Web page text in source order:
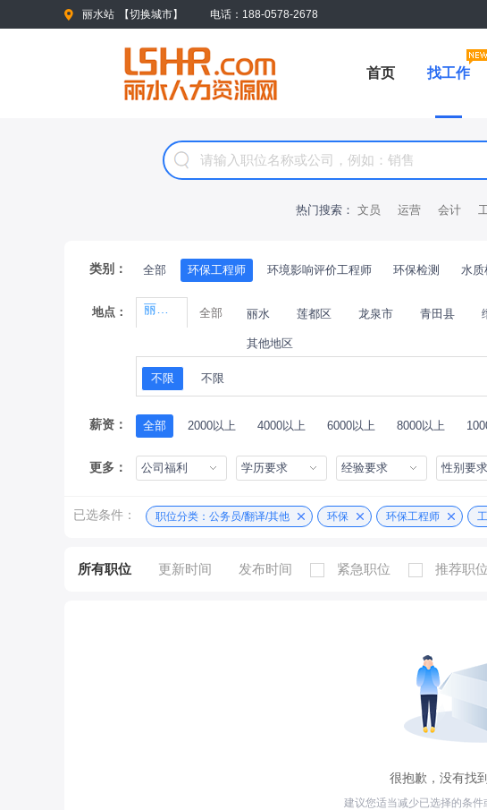
丽水站 【切换城市】 电话：188-0578-2678
首页 找工作
热门搜索： 文员 运营 会计
类别： 全部 环保工程师 环境影响评价工程师 环保检测 水质
地点： 全部 丽水 莲都区 龙泉市 青田县
其他地区
不限 不限
薪资： 全部 2000以上 4000以上 6000以上 8000以上
更多： 公司福利 学历要求 经验要求 性别要求
已选条件： 职位分类：公务员/翻译/其他 环保 环保工程师
所有职位 更新时间 发布时间 紧急职位 推荐职位
很抱歉，没有找
建议您适当减少已选择的条